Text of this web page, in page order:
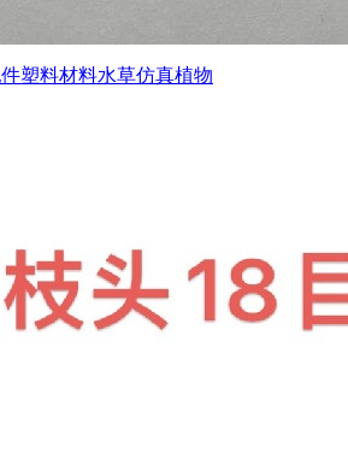
塑料材料水草仿真植物